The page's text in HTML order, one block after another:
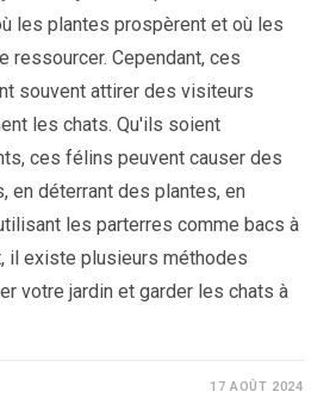
les plantes prospèrent et où les
ressourcer. Cependant, ces
souvent attirer des visiteurs
les chats. Qu'ils soient
ces félins peuvent causer des
en déterrant des plantes, en
les parterres comme bacs à
il existe plusieurs méthodes
votre jardin et garder les chats à
17 AOÛT 2024